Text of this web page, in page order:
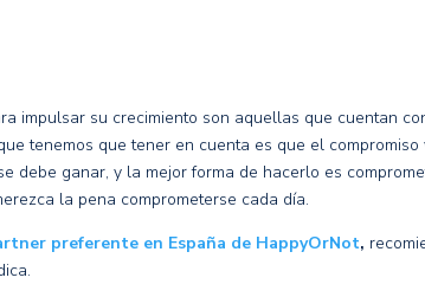
impulsar su crecimiento son aquellas que cuentan
tenemos que tener en cuenta es que el
debe ganar, y la mejor forma de hacerlo es
la pena comprometerse cada día.
preferente en España de HappyOrNot,